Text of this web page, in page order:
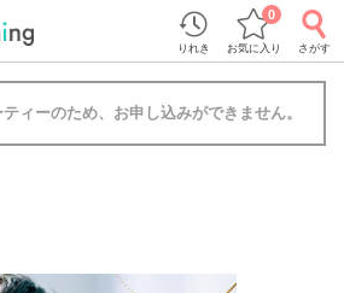
りれき お気に入り
0
さがす
ィーのため、お申し込みができません。